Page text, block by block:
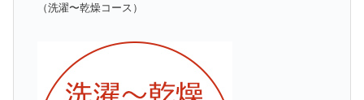
（洗濯〜乾燥コース）